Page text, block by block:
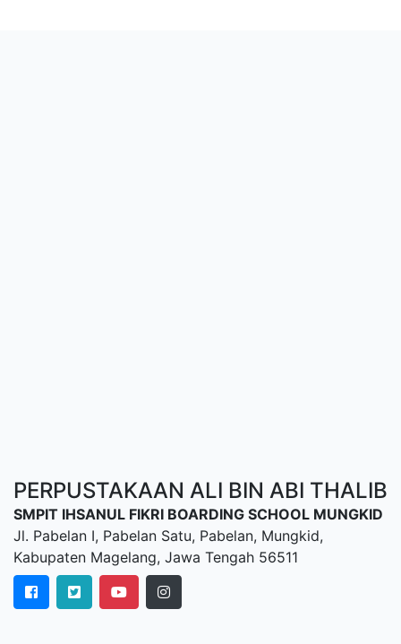
PERPUSTAKAAN ALI BIN ABI THALIB
SMPIT IHSANUL FIKRI BOARDING SCHOOL MUNGKID
Jl. Pabelan I, Pabelan Satu, Pabelan, Mungkid,
Kabupaten Magelang, Jawa Tengah 56511